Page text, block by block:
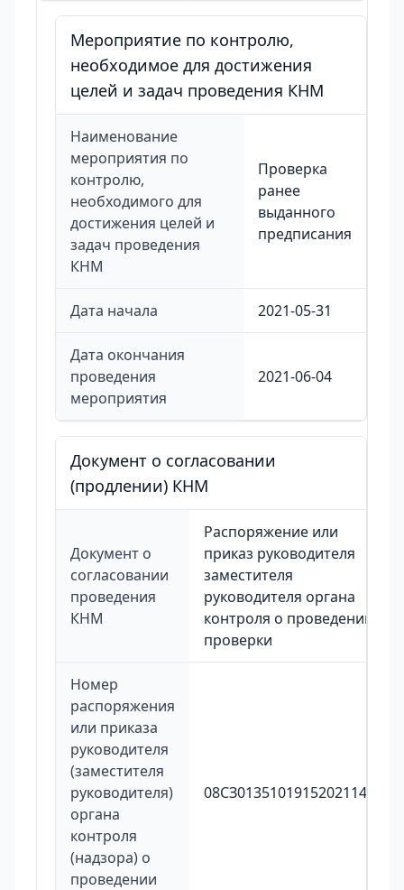
Мероприятие по контролю,
необходимое для достижения
целей и задач проведения КНМ
Наименование
мероприятия по
контролю,
необходимого для
достижения целей и
задач проведения
КНМ
Проверка
ранее
выданного
предписания
Дата начала 2021-05-31
Дата окончания
проведения
мероприятия
2021-06-04
Документ о согласовании
(продлении) КНМ
Документ о
согласовании
проведения
КНМ
Распоряжение или
приказ руководителя
заместителя
руководителя органа
контроля о проведении
проверки
Номер
распоряжения
или приказа
руководителя
(заместителя
руководителя)
органа
контроля
(надзора) о
проведении
08СЗ01351019152021146